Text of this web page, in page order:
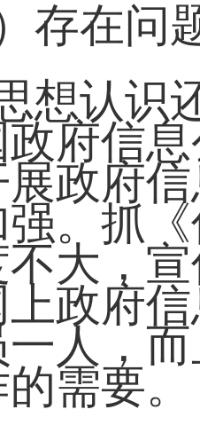
存在问
想认识
府信
政府
。抓
大，
政府
人，
需要。